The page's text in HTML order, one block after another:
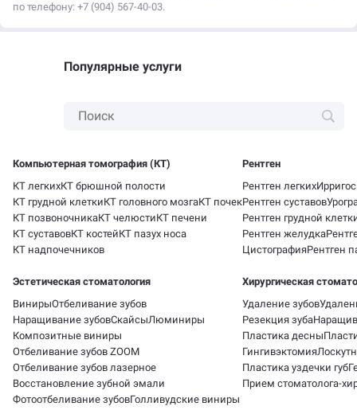
по телефону: +7 (904) 567-40-03.
Популярные услуги
Компьютерная томография (КТ)
КТ легкихКТ брюшной полости
КТ грудной клеткиКТ головного мозгаКТ почек
КТ позвоночникаКТ челюстиКТ печени
КТ суставовКТ костейКТ пазух носа
КТ надпочечников
Рентген
Рентген легких
Рентген суставов
Рентген грудной
Рентген желудка
ЦистографияРентген
Эстетическая стоматология
ВинирыОтбеливание зубов
Наращивание зубовСкайсыЛюминиры
Композитные виниры
Отбеливание зубов ZOOM
Отбеливание зубов лазерное
Восстановление зубной эмали
Фотоотбеливание зубовГолливудские виниры
Хирургическая
Удаление зубов
Резекция зуба
Пластика десны
Гингивэктомия
Пластика уздечки губ
Прием стоматолога-